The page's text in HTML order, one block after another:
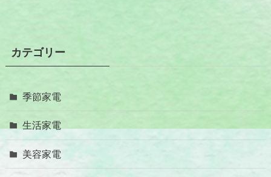
カテゴリー
季節家電
生活家電
美容家電